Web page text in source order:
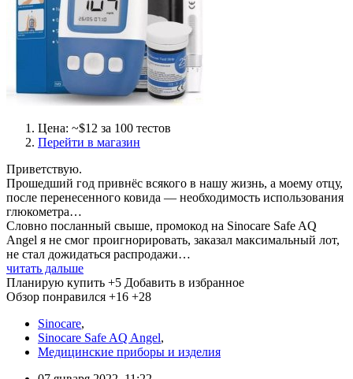
Цена: ~$12 за 100 тестов
Перейти в магазин
Приветствую.
Прошедший год привнёс всякого в нашу жизнь, а моему отцу,
после перенесенного ковида — необходимость использования
глюкометра…
Словно посланный свыше, промокод на Sinocare Safe AQ
Angel я не смог проигнорировать, заказал максимальный лот,
не стал дожидаться распродажи…
читать дальше
Планирую купить +5 Добавить в избранное
Обзор понравился +16 +28
Sinocare,
Sinocare Safe AQ Angel,
Медицинские приборы и изделия